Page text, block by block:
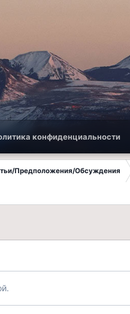
конфиденциальности
Предположения/Обсуждения